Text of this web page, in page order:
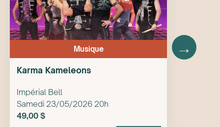
Jesse Cook cumule de nombreux admirateurs
aux quatre coins de la planète. Une soirée des
plus mémorables qui amalgamera ses
nouveautés avec ses plus grands succès.Une
présentation de Productions Rubin Fogel
Musique du monde
Flamenco
Musique
Karma Kameleons
Impérial Bell
Samedi 23/05/2026 20h
49,00 $
→